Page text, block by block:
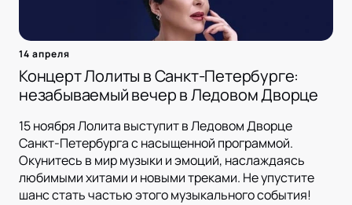
14 апреля
Концерт Лолиты в Санкт-Петербурге:
незабываемый вечер в Ледовом Дворце
15 ноября Лолита выступит в Ледовом Дворце
Санкт-Петербурга с насыщенной программой.
Окунитесь в мир музыки и эмоций, наслаждаясь
любимыми хитами и новыми треками. Не упустите
шанс стать частью этого музыкального события!